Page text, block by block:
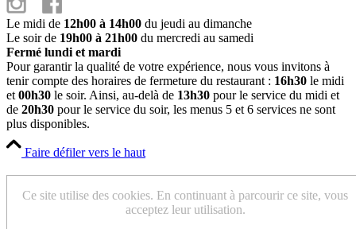
Le midi de 12h00 à 14h00 du jeudi au dimanche
Le soir de 19h00 à 21h00 du mercredi au samedi
Fermé lundi et mardi
Pour garantir la qualité de votre expérience, nous vous invitons à
tenir compte des horaires de fermeture du restaurant : 16h30 le midi
et 00h30 le soir. Ainsi, au-delà de 13h30 pour le service du midi et
de 20h30 pour le service du soir, les menus 5 et 6 services ne sont
plus disponibles.
Faire défiler vers le haut
Ce site utilise des cookies. En continuant à parcourir ce site, vous
acceptez leur utilisation.